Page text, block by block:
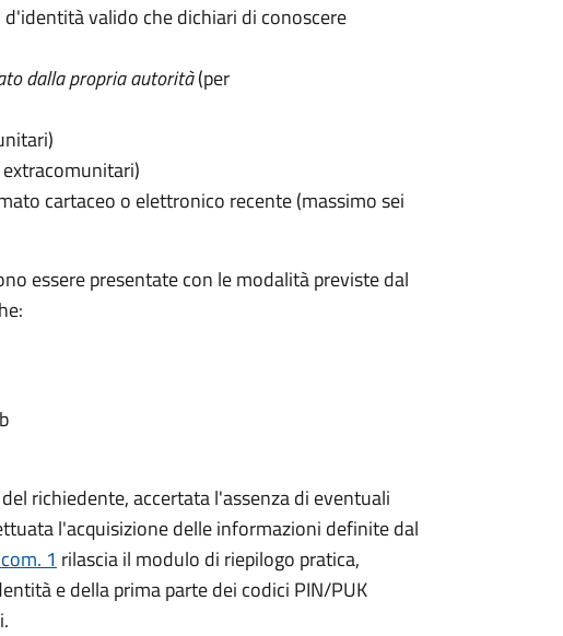
valido che dichiari di conoscere
dalla propria autorità(per
cartaceo o elettronico recente (massimo sei
essere presentate con le modalità previste dal
:
richiedente, accertata l'assenza di eventuali
l'acquisizione delle informazioni definite dal
1 rilascia il modulo di riepilogo pratica,
e della prima parte dei codici PIN/PUK